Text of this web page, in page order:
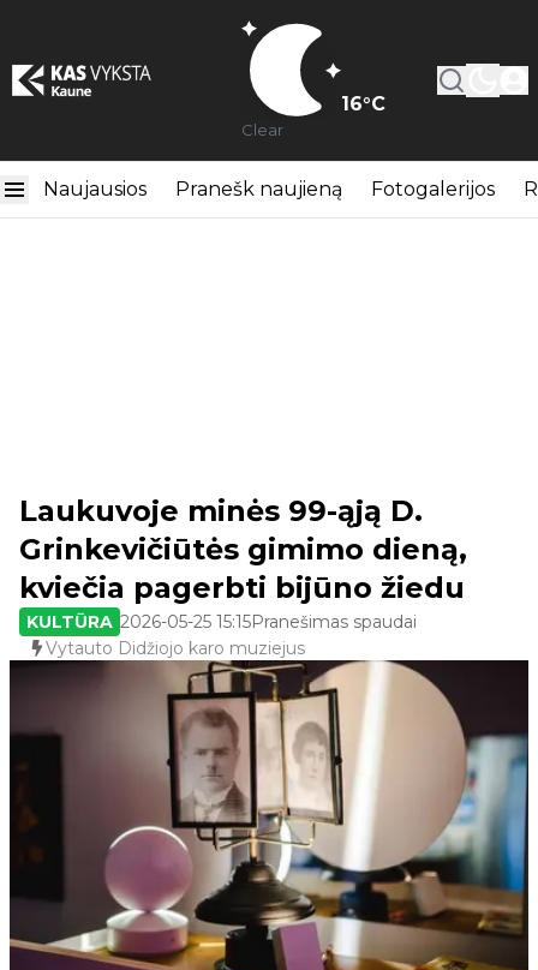
16°C
Clear
Naujausios Pranešk naujieną Fotogalerijos
Laukuvoje minės 99-ąją D.
Grinkevičiūtės gimimo dieną,
kviečia pagerbti bijūno žiedu
KULTŪRA 2026-05-25 15:15Pranešimas spaudai
Vytauto Didžiojo karo muziejus